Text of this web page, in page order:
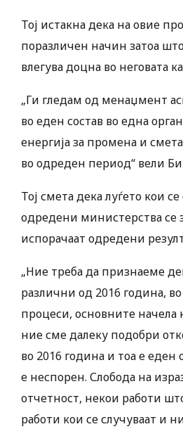
Тој истакна дека на овие
поразличен начин затоа
влегува доцна во неговата
„Ги гледам од менаџмент
во еден состав во една
енергија за промена и
во одреден период“ вели
Тој смета дека луѓето кои
одредени министерства се
испорачаат одредени
„Ние треба да признаеме
различни од 2016 година,
процеси, основните начела
ние сме далеку подобри
во 2016 година и тоа е еден
е неспорен. Слобода на
отчетност, некои работи
работи кои се случуваат и